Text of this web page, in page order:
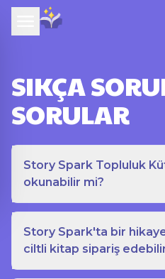
SIKÇA
SORULAR
Story Spark Topluluk
okunabilir mi?
Story Spark'ta bir hikaye
ciltli kitap sipariş